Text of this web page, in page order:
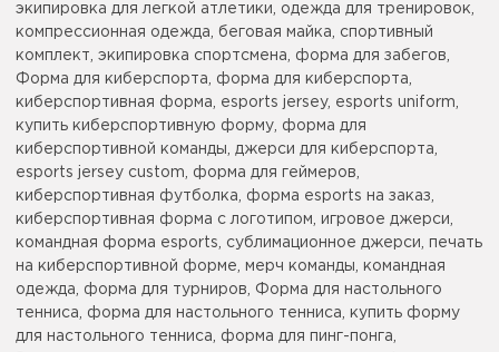
экипировка для легкой атлетики, одежда для тренировок,
компрессионная одежда, беговая майка, спортивный
комплект, экипировка спортсмена, форма для забегов,
Форма для киберспорта, форма для киберспорта,
киберспортивная форма, esports jersey, esports uniform,
купить киберспортивную форму, форма для
киберспортивной команды, джерси для киберспорта,
esports jersey custom, форма для геймеров,
киберспортивная футболка, форма esports на заказ,
киберспортивная форма с логотипом, игровое джерси,
командная форма esports, сублимационное джерси, печать
на киберспортивной форме, мерч команды, командная
одежда, форма для турниров, Форма для настольного
тенниса, форма для настольного тенниса, купить форму
для настольного тенниса, форма для пинг-понга,